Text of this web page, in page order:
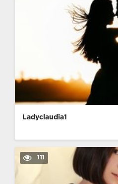
Ladyclaudia1
111